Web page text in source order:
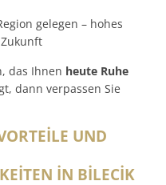
gelegen – hohes
das Ihnen heute Ruhe
dann verpassen Sie
UND
İN BİLECİK